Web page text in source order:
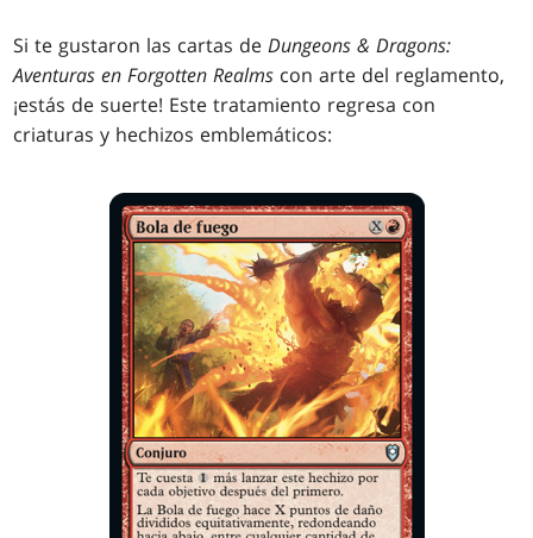
Si te gustaron las cartas deDungeons & Dragons:
Aventuras en Forgotten Realms con arte del reglamento,
¡estás de suerte! Este tratamiento regresa con
criaturas y hechizos emblemáticos: